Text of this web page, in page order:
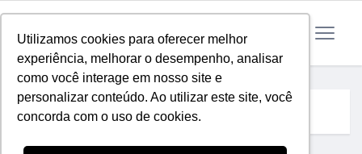
Utilizamos cookies para oferecer melhor
experiência, melhorar o desempenho, analisar
como você interage em nosso site e
personalizar conteúdo. Ao utilizar este site, você
concorda com o uso de cookies.
Home Eventos Yes